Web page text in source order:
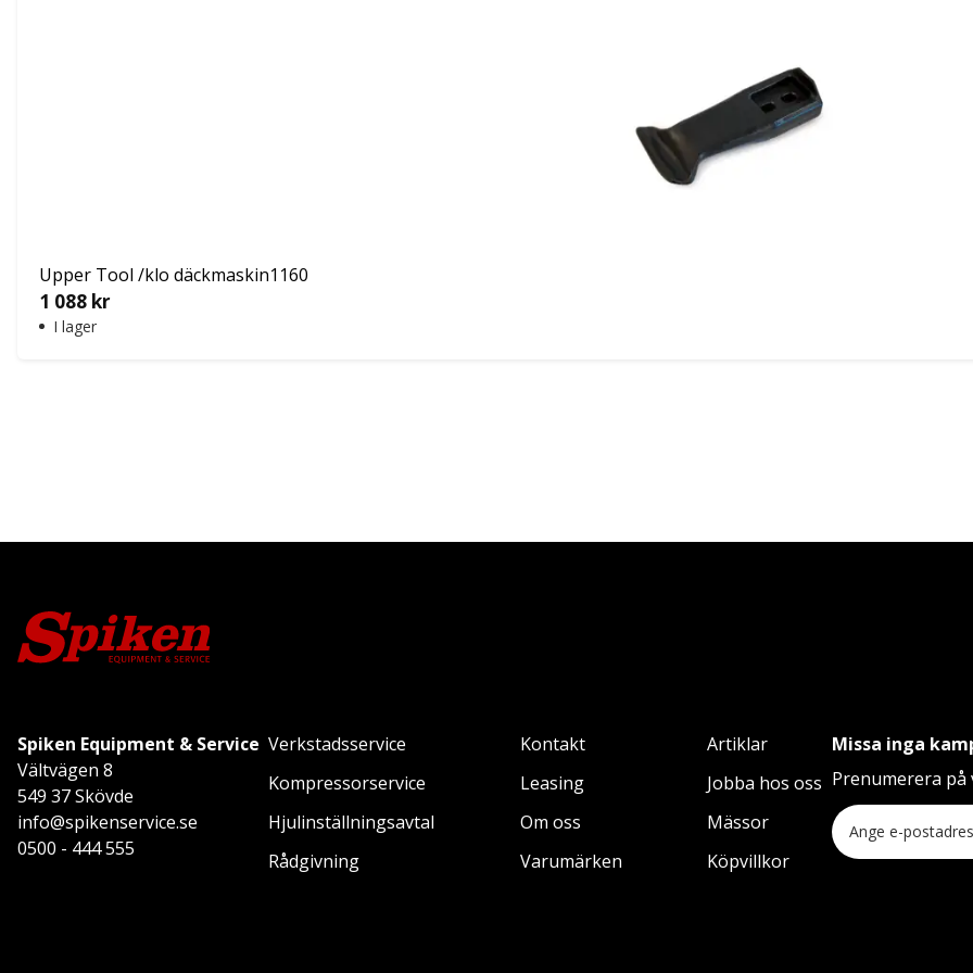
Upper Tool /klo däckmaskin1160
1 088 kr
I lager
Spiken Equipment & Service
Vältvägen 8
549 37 Skövde
info@spikenservice.se
0500 - 444 555
Verkstadsservice
Kompressorservice
Hjulinställningsavtal
Rådgivning
Kontakt
Leasing
Om oss
Varumärken
Artiklar
Jobba hos oss
Mässor
Köpvillkor
Missa inga
Prenumerera